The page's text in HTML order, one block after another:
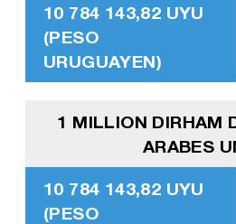
10 784 143,82 UYU
(PESO
URUGUAYEN)
1 MILLION DIRHAM
ARABES
10 784 143,82 UYU
(PESO